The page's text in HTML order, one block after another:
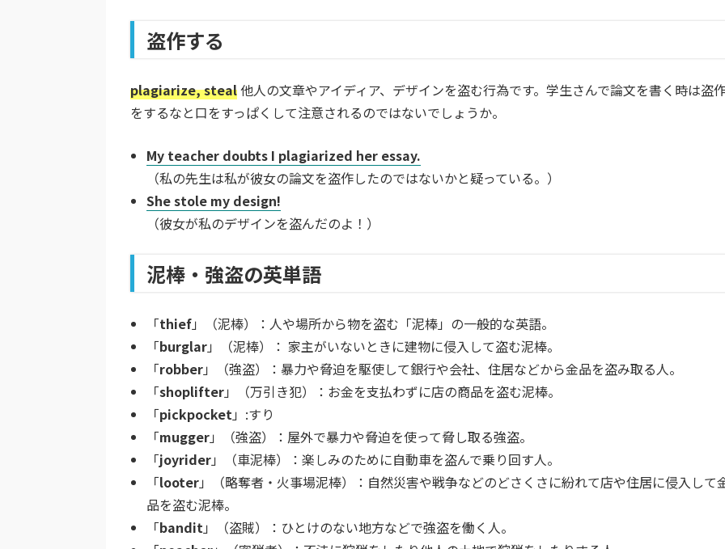
盗作する
plagiarize, steal他人の文章やアイディア、デザインを盗む行為です。学生さんで論文を書く時は盗
をするなと口をすっぱくして注意されるのではないでしょうか。
My teacher doubts I plagiarized her essay.
（私の先生は私が彼女の論文を盗作したのではないかと疑っている。）
She stole my design!
（彼女が私のデザインを盗んだのよ！）
泥棒・強盗の英単語
「thief」（泥棒）：人や場所から物を盗む「泥棒」の一般的な英語。
「burglar」（泥棒）： 家主がいないときに建物に侵入して盗む泥棒。
「robber」（強盗）：暴力や脅迫を駆使して銀行や会社、住居などから金品を盗み取る人。
「shoplifter」（万引き犯）：お金を支払わずに店の商品を盗む泥棒。
「pickpocket」:すり
「mugger」（強盗）：屋外で暴力や脅迫を使って脅し取る強盗。
「joyrider」（車泥棒）：楽しみのために自動車を盗んで乗り回す人。
「looter」（略奪者・火事場泥棒）：自然災害や戦争などのどさくさに紛れて店や住居に侵入して
品を盗む泥棒。
「bandit」（盗賊）：ひとけのない地方などで強盗を働く人。